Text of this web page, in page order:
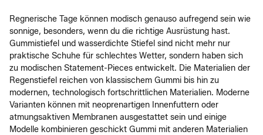
Regnerische Tage können modisch genauso aufregend sein wie
sonnige, besonders, wenn du die richtige Ausrüstung hast.
Gummistiefel und wasserdichte Stiefel sind nicht mehr nur
praktische Schuhe für schlechtes Wetter, sondern haben sich
zu modischen Statement-Pieces entwickelt. Die Materialien der
Regenstiefel reichen von klassischem Gummi bis hin zu
modernen, technologisch fortschrittlichen Materialien. Moderne
Varianten können mit neoprenartigen Innenfuttern oder
atmungsaktiven Membranen ausgestattet sein und einige
Modelle kombinieren geschickt Gummi mit anderen Materialien